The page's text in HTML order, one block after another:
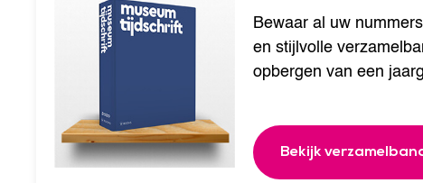
Bewaar al uw
en stijlvolle
opbergen van een
Bekijk